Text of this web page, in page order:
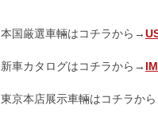
本国厳選車輛はコチラから→
新車カタログはコチラから→
東京本店展示車輛はコチラか